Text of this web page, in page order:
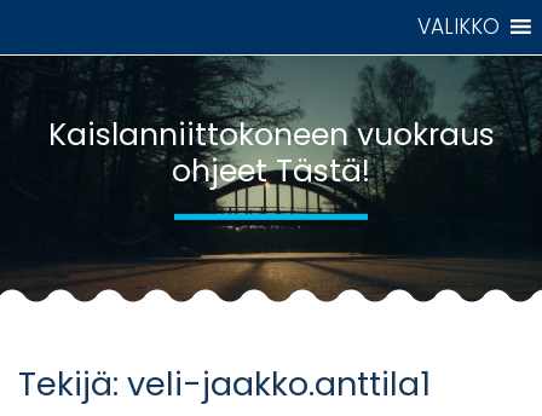
VALIKKO
Kaislanniittokoneen vuokraus
ohjeet Tästä!
Tekijä: veli-jaakko.anttila1